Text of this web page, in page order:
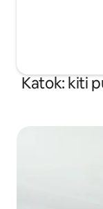
Katok: kiti